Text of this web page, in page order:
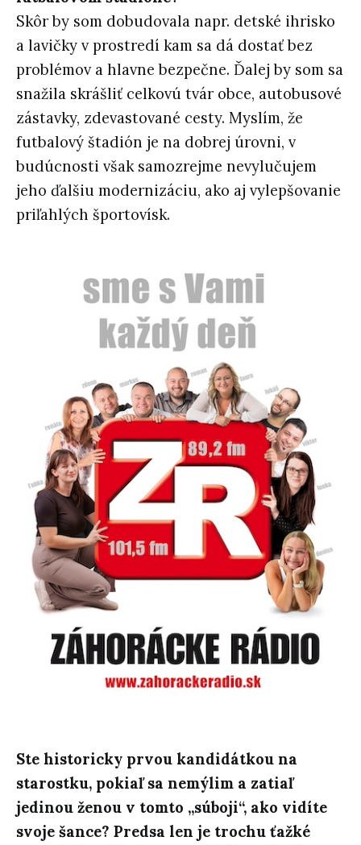
Skôr by som dobudovala napr. detské ihrisko
a lavičky v prostredí kam sa dá dostať bez
problémov a hlavne bezpečne. Ďalej by som sa
snažila skrášliť celkovú tvár obce, autobusové
zástavky, zdevastované cesty. Myslím, že
futbalový štadión je na dobrej úrovni, v
budúcnosti však samozrejme nevylučujem
jeho ďalšiu modernizáciu, ako aj vylepšovanie
priľahlých športovísk.
Ste historicky prvou kandidátkou na
starostku, pokiaľ sa nemýlim a zatiaľ
jedinou ženou v tomto „súboji“, ako vidíte
svoje šance? Predsa len je trochu ťažké